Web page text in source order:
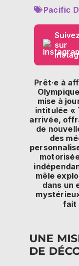
Pacific
sur
Prêt·e à
mise à
intitulée «
arrivée,
de
des
mêle
dans un
fait
UNE
DE